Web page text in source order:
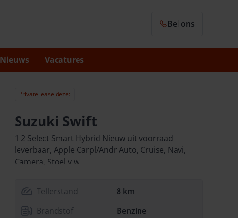
Bel ons
Nieuws Vacatures
Private lease deze:
Suzuki Swift
1.2 Select Smart Hybrid Nieuw uit voorraad
leverbaar, Apple Carpl/Andr Auto, Cruise, Navi,
Camera, Stoel v.w
Tellerstand
8 km
Brandstof
Benzine